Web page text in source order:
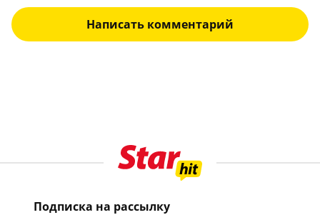
Написать комментарий
Подписка на рассылку